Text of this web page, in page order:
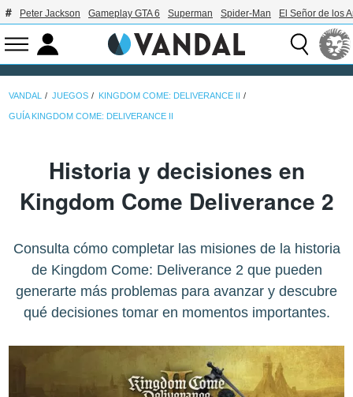
Peter Jackson Gameplay GTA 6 Superman Spider-Man El Señor de los
VANDAL JUEGOS KINGDOM COME: DELIVERANCE II
GUÍA KINGDOM COME: DELIVERANCE II
Historia y decisiones en
Kingdom Come Deliverance 2
Consulta cómo completar las misiones de la historia
de Kingdom Come: Deliverance 2 que pueden
generarte más problemas para avanzar y descubre
qué decisiones tomar en momentos importantes.